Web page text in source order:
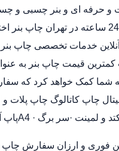
و حرفه ای و بنر چسبی و
چاپ بنر تسلیت بنر تبلیغاتی 24
کیفیت کمترین قیمت چاپ بنر
شما کمک خواهد کرد که
چاپ کاتالوگ چاپ پلات و
فوری و ارزان سفارش چاپ